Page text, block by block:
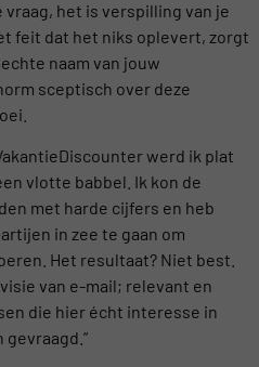
vraag, het is verspilling van je
feit dat het niks oplevert, zorgt
naam van jouw
sceptisch over deze
werd ik plat
vlotte babbel. Ik kon de
met harde cijfers en heb
in zee te gaan om
Het resultaat? Niet best.
van e-mail; relevant en
die hier écht interesse in